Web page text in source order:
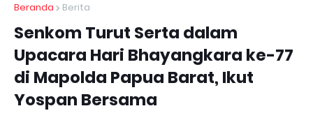
Beranda Berita
Senkom Turut Serta dalam
Upacara Hari Bhayangkara ke-77
di Mapolda Papua Barat, Ikut
Yospan Bersama